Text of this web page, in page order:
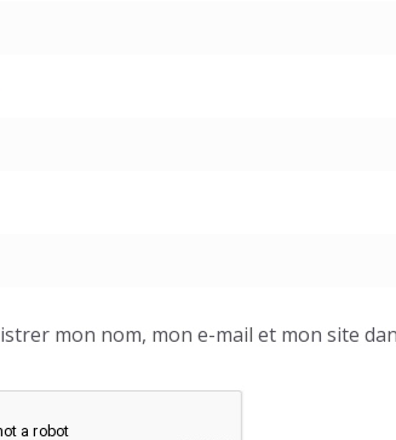
mon nom, mon e-mail et mon site